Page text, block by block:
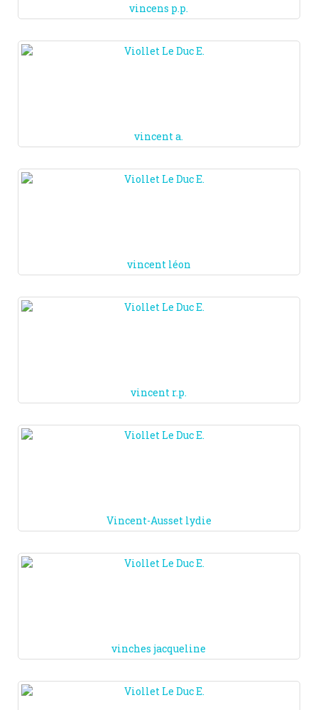
vincens p.p.
vincent a.
vincent léon
vincent r.p.
Vincent-Ausset lydie
vinches jacqueline